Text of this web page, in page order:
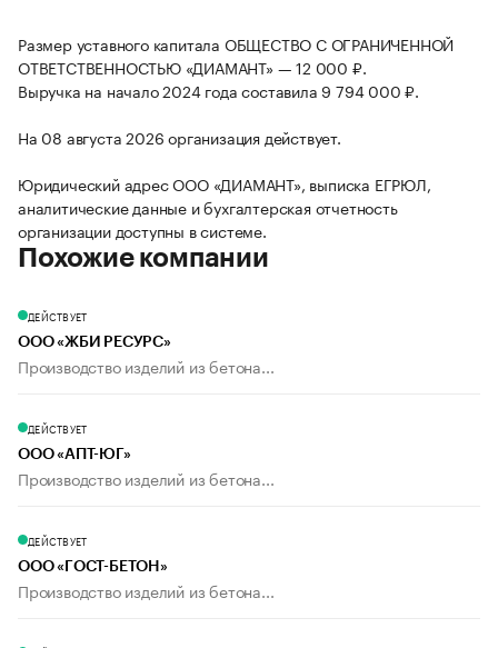
Размер уставного капитала ОБЩЕСТВО С ОГРАНИЧЕННОЙ
ОТВЕТСТВЕННОСТЬЮ «ДИАМАНТ» — 12 000 ₽.
Выручка на начало 2024 года составила 9 794 000 ₽.
На 08 августа 2026 организация действует.
Юридический адрес ООО «ДИАМАНТ», выписка ЕГРЮЛ,
аналитические данные и бухгалтерская отчетность
организации доступны в системе.
Похожие компании
ДЕЙСТВУЕТ
ООО «ЖБИ РЕСУРС»
Производство изделий из бетона...
ДЕЙСТВУЕТ
ООО «АПТ-ЮГ»
Производство изделий из бетона...
ДЕЙСТВУЕТ
ООО «ГОСТ-БЕТОН»
Производство изделий из бетона...